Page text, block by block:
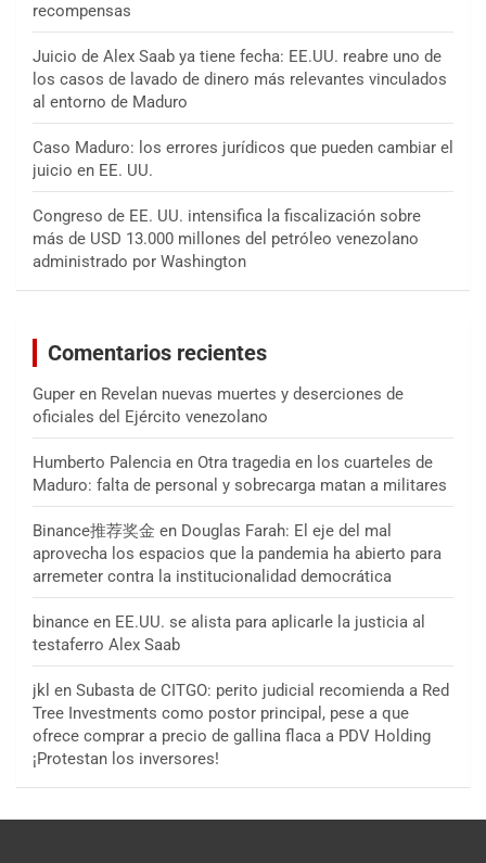
recompensas
Juicio de Alex Saab ya tiene fecha: EE.UU. reabre uno de
los casos de lavado de dinero más relevantes vinculados
al entorno de Maduro
Caso Maduro: los errores jurídicos que pueden cambiar el
juicio en EE. UU.
Congreso de EE. UU. intensifica la fiscalización sobre
más de USD 13.000 millones del petróleo venezolano
administrado por Washington
Comentarios recientes
Guper en Revelan nuevas muertes y deserciones de
oficiales del Ejército venezolano
Humberto Palencia en Otra tragedia en los cuarteles de
Maduro: falta de personal y sobrecarga matan a militares
Binance推荐奖金 en Douglas Farah: El eje del mal
aprovecha los espacios que la pandemia ha abierto para
arremeter contra la institucionalidad democrática
binance en EE.UU. se alista para aplicarle la justicia al
testaferro Alex Saab
jkl en Subasta de CITGO: perito judicial recomienda a Red
Tree Investments como postor principal, pese a que
ofrece comprar a precio de gallina flaca a PDV Holding
¡Protestan los inversores!